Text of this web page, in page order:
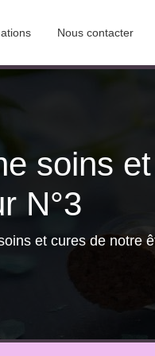
Nous contacter
soins
N°3
et cures de notre